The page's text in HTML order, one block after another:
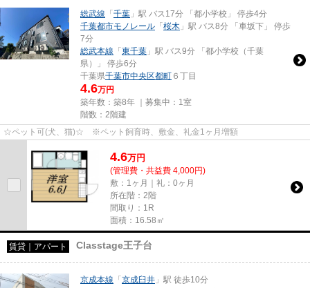
総武線 「千葉 」駅 バス17分 「都小学校」 停歩4分
千葉都市モノレール 「桜木 」駅 バス8分 「車坂下」 停歩
7分
総武本線 「東千葉 」駅 バス9分 「都小学校（千葉
県）」 停歩6分
千葉県千葉市中央区都町 ６丁目
4.6万円
築年数：築8年 ｜募集中： 1室
階数：2階建
☆ペット可(犬、猫)☆ ※ペット飼育時、敷金、礼金1ヶ月増額
4.6万円
(管理費・共益費 4,000円)
敷：1ヶ月｜礼：0ヶ月
所在階：2階
間取り：1R
面積：16.58㎡
賃貸｜アパート Classtage王子台
京成本線 「京成臼井 」駅 徒歩10分